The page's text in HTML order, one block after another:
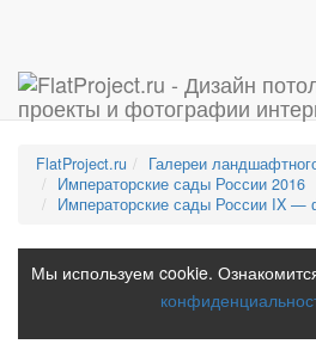
FlatProject.ru
Галереи
Императорские сады России 2016
Императорские сады России IX —
Мы используем cookie.